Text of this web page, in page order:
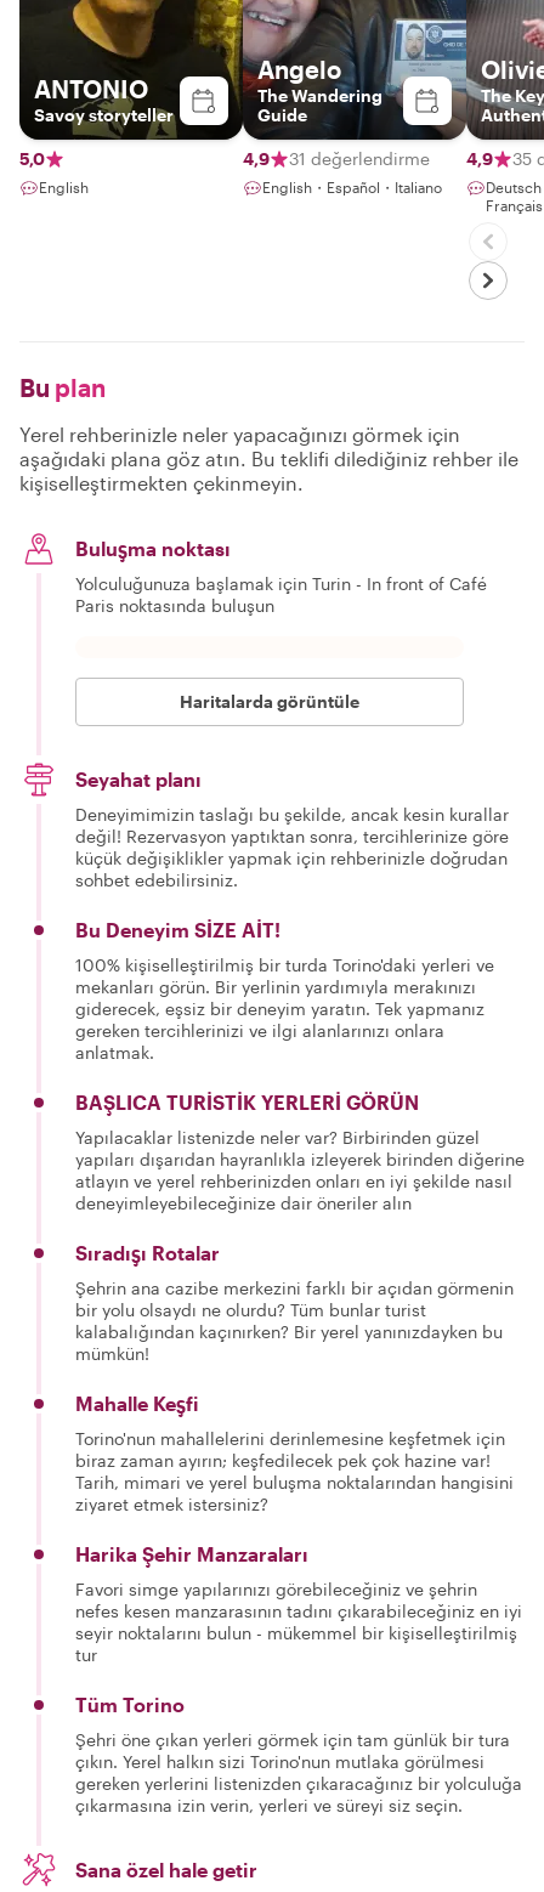
ANTONIO
Savoy storyteller
5,0
English
Angelo
The Wandering
Guide
4,9 31 değerlendirme
English・Español・Italiano
The
4,9 35
Bu plan
Yerel rehberinizle neler yapacağınızı görmek için
aşağıdaki plana göz atın. Bu teklifi dilediğiniz rehber ile
kişiselleştirmekten çekinmeyin.
Buluşma noktası
Yolculuğunuza başlamak için Turin - In front of Café
Paris noktasında buluşun
Haritalarda görüntüle
Seyahat planı
Deneyimimizin taslağı bu şekilde, ancak kesin kurallar
değil! Rezervasyon yaptıktan sonra, tercihlerinize göre
küçük değişiklikler yapmak için rehberinizle doğrudan
sohbet edebilirsiniz.
Bu Deneyim SİZE AİT!
100% kişiselleştirilmiş bir turda Torino'daki yerleri ve
mekanları görün. Bir yerlinin yardımıyla merakınızı
giderecek, eşsiz bir deneyim yaratın. Tek yapmanız
gereken tercihlerinizi ve ilgi alanlarınızı onlara
anlatmak.
BAŞLICA TURİSTİK YERLERİ GÖRÜN
Yapılacaklar listenizde neler var? Birbirinden güzel
yapıları dışarıdan hayranlıkla izleyerek birinden diğerine
atlayın ve yerel rehberinizden onları en iyi şekilde nasıl
deneyimleyebileceğinize dair öneriler alın
Sıradışı Rotalar
Şehrin ana cazibe merkezini farklı bir açıdan görmenin
bir yolu olsaydı ne olurdu? Tüm bunlar turist
kalabalığından kaçınırken? Bir yerel yanınızdayken bu
mümkün!
Mahalle Keşfi
Torino'nun mahallelerini derinlemesine keşfetmek için
biraz zaman ayırın; keşfedilecek pek çok hazine var!
Tarih, mimari ve yerel buluşma noktalarından hangisini
ziyaret etmek istersiniz?
Harika Şehir Manzaraları
Favori simge yapılarınızı görebileceğiniz ve şehrin
nefes kesen manzarasının tadını çıkarabileceğiniz en iyi
seyir noktalarını bulun - mükemmel bir kişiselleştirilmiş
tur
Tüm Torino
Şehri öne çıkan yerleri görmek için tam günlük bir tura
çıkın. Yerel halkın sizi Torino'nun mutlaka görülmesi
gereken yerlerini listenizden çıkaracağınız bir yolculuğa
çıkarmasına izin verin, yerleri ve süreyi siz seçin.
Sana özel hale getir